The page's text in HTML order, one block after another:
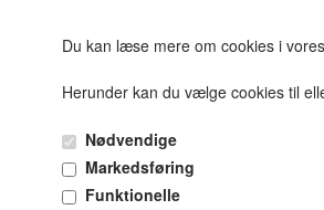
Du kan læse mere om cookies i vores
Herunder kan du vælge cookies til
Nødvendige
Markedsføring
Funktionelle
FILTERTEST GROUP A